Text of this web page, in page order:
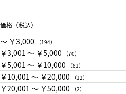
価格（税込）
〜 ￥3,000 （194）
￥3,001 〜 ￥5,000 （70）
￥5,001 〜 ￥10,000 （81）
￥10,001 〜 ￥20,000 （12）
￥20,001 〜 ￥50,000 （2）